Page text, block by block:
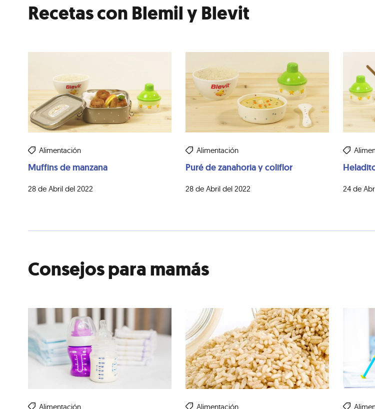
Recetas con Blemil y Blevit
Alimentación
Muffins de manzana
28 de Abril del 2022
Alimentación
Puré de zanahoria y coliflor
28 de Abril del 2022 24 de
Consejos para mamás
Alimentación Alimentación